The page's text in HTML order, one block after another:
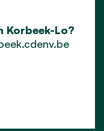
Korbeek-Lo?